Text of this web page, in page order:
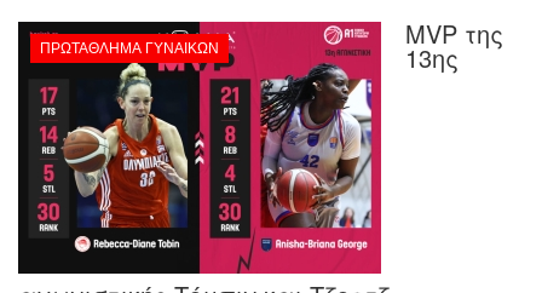
ΠΡΩΤΆΘΛΗΜΑ ΓΥΝΑΙΚΏΝ MVP της
13ης